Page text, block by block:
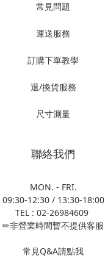
常見問題
運送服務
訂購下單教學
退/換貨服務
尺寸測量
聯絡我們
MON. - FRI.
09:30-12:30 / 13:30-18:00
TEL : 02-26984609
✏非營業時間暫不提供客服
常見Q&A請點我